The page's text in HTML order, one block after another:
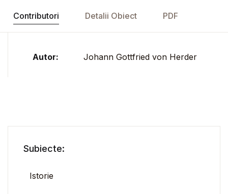
Contributori Detalii Obiect PDF
Autor: Johann Gottfried von Herder
Subiecte:
Istorie